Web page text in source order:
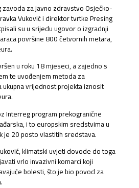
zavoda za javno zdravstvo Osječko-
Vuković i direktor tvrtke Presing
su u srijedu ugovor o izgradnji
površine 800 četvornih metara,
u roku 18 mjeseci, a zajedno s
te uvođenjem metoda za
ukupna vrijednost projekta iznosit
Interreg program prekogranične
i to europskim sredstvima u
je 20 posto vlastitih sredstava.
klimatski uvjeti dovode do toga
vrlo invazivni komarci koji
bolesti, što je bio povod za